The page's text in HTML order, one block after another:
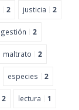
2 justicia 2
gestión 2
maltrato 2
especies 2
2 lectura 1